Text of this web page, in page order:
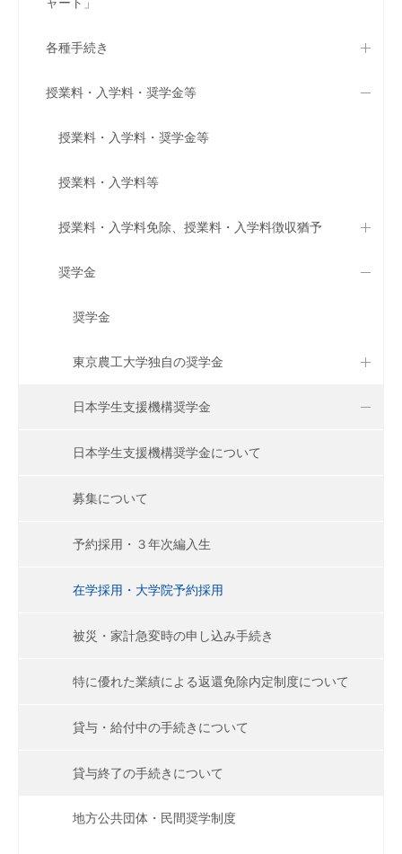
各種手続き
授業料・入学料・奨学金等
授業料・入学料・奨学金等
授業料・入学料等
授業料・入学料免除、授業料・入学料徴収猶予
奨学金
奨学金
東京農工大学独自の奨学金
日本学生支援機構奨学金
日本学生支援機構奨学金について
募集について
予約採用・３年次編入生
在学採用・大学院予約採用
被災・家計急変時の申し込み手続き
特に優れた業績による返還免除内定制度について
貸与・給付中の手続きについて
貸与終了の手続きについて
地方公共団体・民間奨学制度